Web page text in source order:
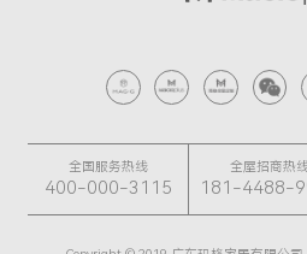
全国服务热线
400-000-3115
全屋招商热
181-4488-